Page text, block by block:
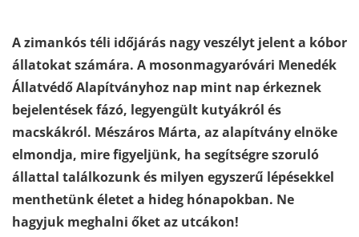
A zimankós téli időjárás nagy veszélyt jelent a kóbor
állatokat számára. A mosonmagyaróvári Menedék
Állatvédő Alapítványhoz nap mint nap érkeznek
bejelentések fázó, legyengült kutyákról és
macskákról. Mészáros Márta, az alapítvány elnöke
elmondja, mire figyeljünk, ha segítségre szoruló
állattal találkozunk és milyen egyszerű lépésekkel
menthetünk életet a hideg hónapokban. Ne
hagyjuk meghalni őket az utcákon!